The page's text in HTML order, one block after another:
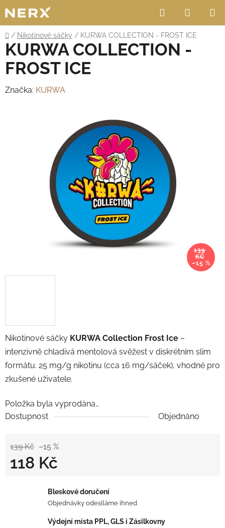
na
obsah
Hledat
KOŠÍK
Domů
/ Nikotinové sáčky / KURWA COLLECTION - FROST ICE
Nikotinové sáčky KURWA Collection Frost Ice –
intenzivně chladivá mentolová svěžest v diskrétním slim
formátu. 25 mg/g nikotinu (cca 16 mg/sáček), vhodné pro
zkušené uživatele.
Položka byla vyprodána…
Dostupnost
Objednáno
139 Kč –15 %
118 Kč
KURWA COLLECTION -
FROST ICE
Značka: KURWA
139
KČ
–15 %
Bleskové doručení
Objednávky odesíláme ihned
Výdejní místa PPL, GLS i Zásilkovny